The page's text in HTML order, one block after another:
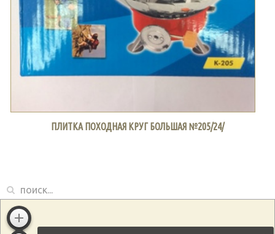
ПЛИТКА ПОХОДНАЯ КРУГ БОЛЬШАЯ №205/24/